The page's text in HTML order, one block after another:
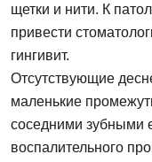
щетки и нити. К
привести
гингивит.
Отсутствующие
маленькие
соседними зубными
воспалительного